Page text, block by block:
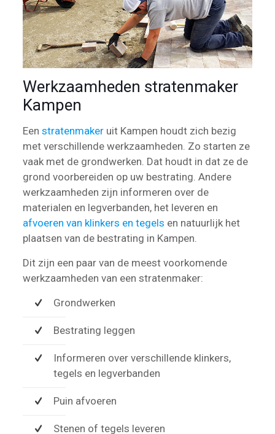
Werkzaamheden stratenmaker
Kampen
Een stratenmakeruit Kampen houdt zich bezig
met verschillende werkzaamheden. Zo starten ze
vaak met de grondwerken. Dat houdt in dat ze de
grond voorbereiden op uw bestrating. Andere
werkzaamheden zijn informeren over de
materialen en legverbanden, het leveren en
afvoeren van klinkers en tegels en natuurlijk het
plaatsen van de bestrating in Kampen.
Dit zijn een paar van de meest voorkomende
werkzaamheden van een stratenmaker:
Grondwerken
Bestrating leggen
Informeren over verschillende klinkers,
tegels en legverbanden
Puin afvoeren
Stenen of tegels leveren